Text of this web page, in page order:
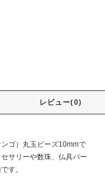
レビュー(0)
ゴ）丸玉ビーズ10mmで
サリーや数珠、仏具パー
す。